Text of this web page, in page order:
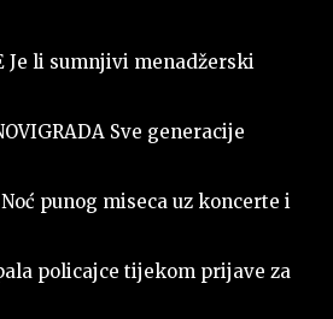
Je li sumnjivi menadžerski
Sve generacije
Noć punog miseca uz koncerte i
policajce tijekom prijave za